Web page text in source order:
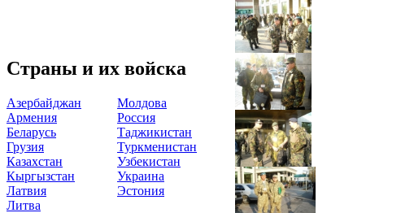
Страны и их войска
Азербайджан
Армения
Беларусь
Грузия
Казахстан
Кыргызстан
Латвия
Литва
Молдова
Россия
Таджикистан
Туркменистан
Узбекистан
Украина
Эстония